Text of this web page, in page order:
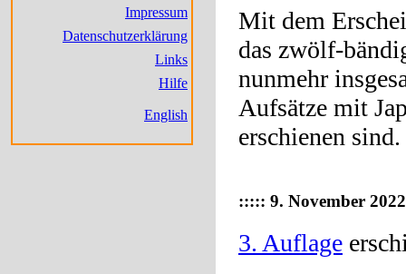
Impressum
Datenschutzerklärung
Links
Hilfe
English
Mit dem
das zwölf-
nunmehr
Aufsätze mit
erschienen sind.
::::: 9. November
3. Auflage